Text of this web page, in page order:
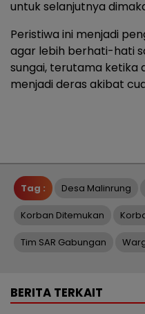
untuk selanjutnya
Peristiwa ini menjadi
agar lebih berhati-hati
sungai, terutama ketika
menjadi deras akibat
Tag : Desa Malinrung
Korban Ditemukan
Tim SAR Gabungan
BERITA TERKAIT